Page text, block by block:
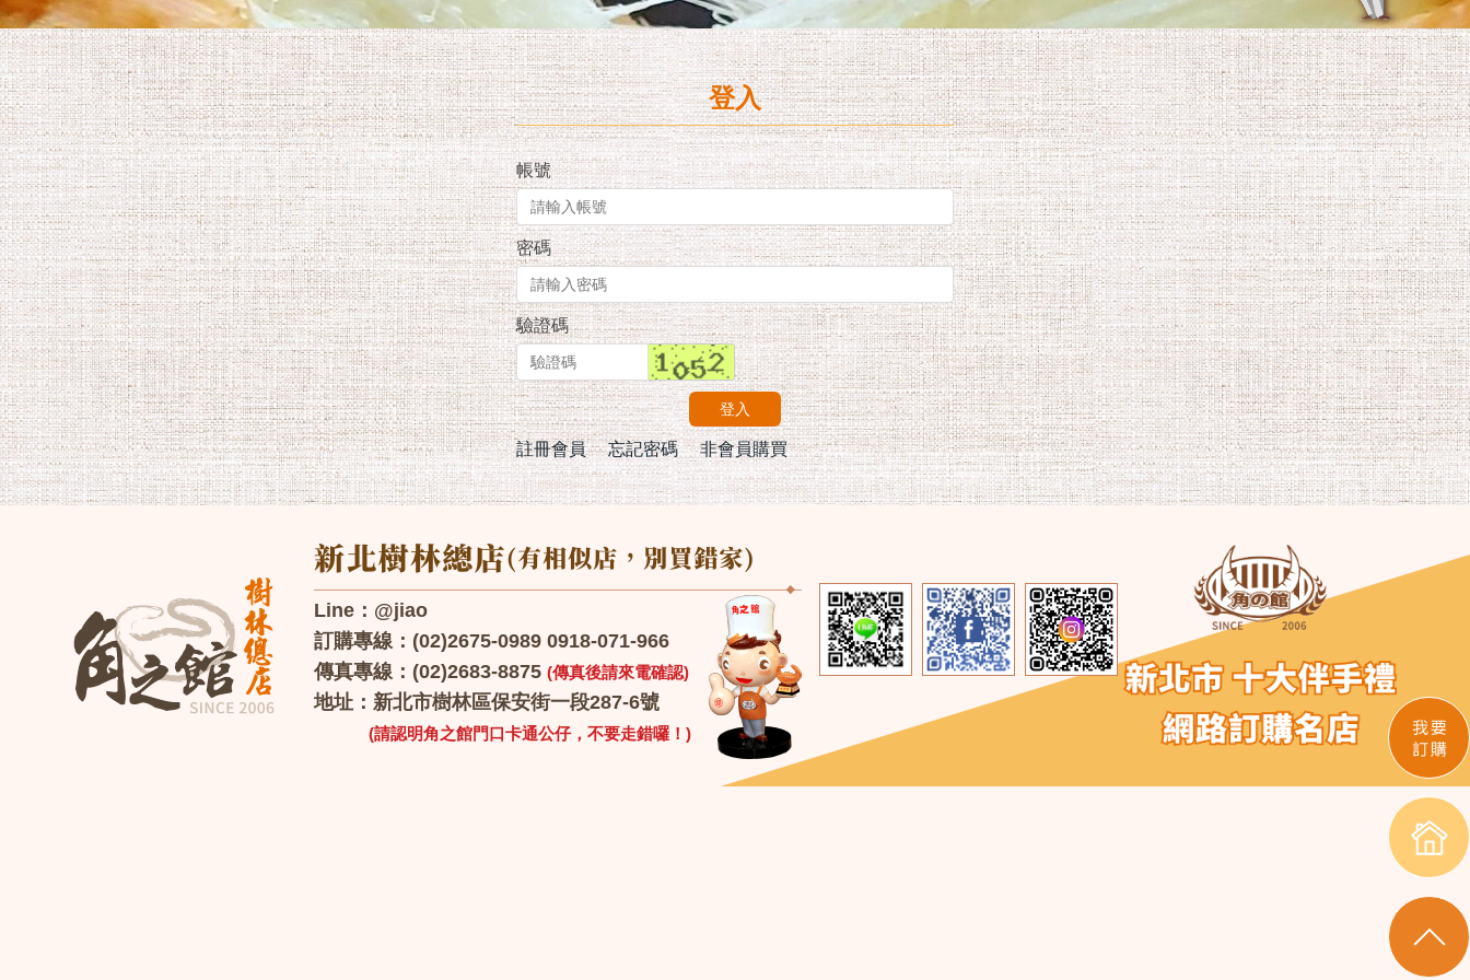
登入
帳號
密碼
驗證碼
登入
註冊會員 忘記密碼 非會員購買
Line：@jiao
訂購專線：(02)2675-0989 0918-071-966
傳真專線：(02)2683-8875 (傳真後請來電確認)
地址：新北市樹林區保安街一段287-6號
(請認明角之館門口卡通公仔，不要走錯囉！)